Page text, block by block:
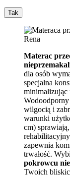
Tak
Materac
dla osób
specjalna
minimalizując
wilgocią i
warunki
cm)
zapewnia
trwałość.
pokrowcu
Twoich